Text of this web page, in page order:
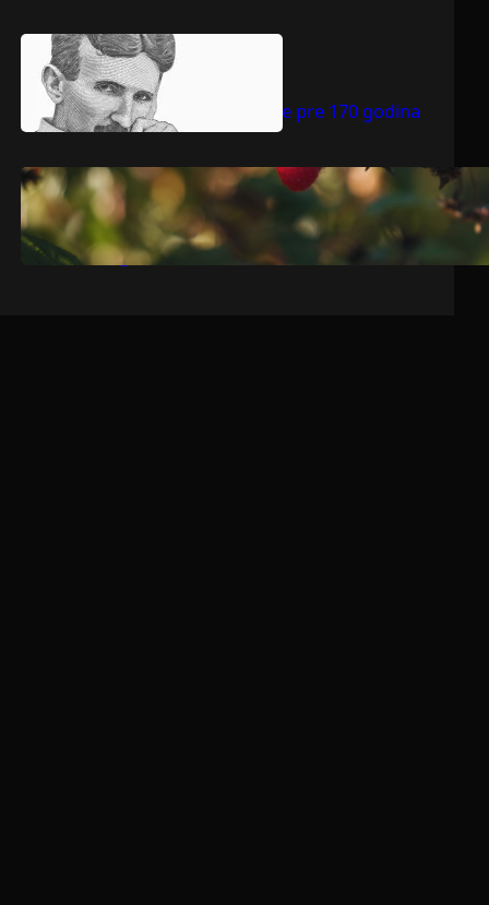
jul 9, 2026
Nikola Tesla rođen je pre 170 godina
jul 9, 2026 Dragoljub Gajić
Srbija očekuje rekordnu voćarsku
godinu